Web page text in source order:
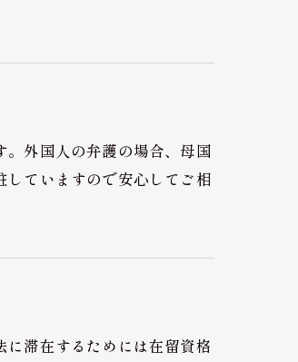
。外国人の弁護の場合、母国
ていますので安心してご相
滞在するためには在留資格